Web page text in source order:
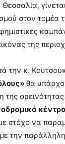
Θεσσαλία,
στον τομέα
της
την κ.
θα
της
στόχο να
την